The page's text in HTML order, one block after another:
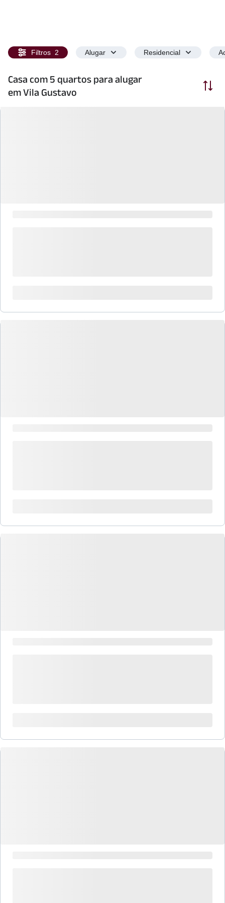
Filtros 2 Alugar Residencial
Casa com 5 quartos para alugar
em Vila Gustavo
Ordenar